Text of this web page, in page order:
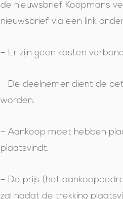
de nieuwsbrief Koopmans
nieuwsbrief via een link
– Er zijn geen kosten
– De deelnemer dient de
worden.
– Aankoop moet hebben
plaatsvindt.
– De prijs (het
zal nadat de trekking